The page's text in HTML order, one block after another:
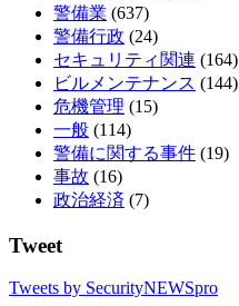
警備業 (637)
警備行政 (24)
セキュリティ関連 (164)
ビルメンテナンス (144)
危機管理 (15)
一般 (114)
警備に関する事件 (19)
事故 (16)
政治経済 (7)
Tweet
Tweets by SecurityNEWSpro